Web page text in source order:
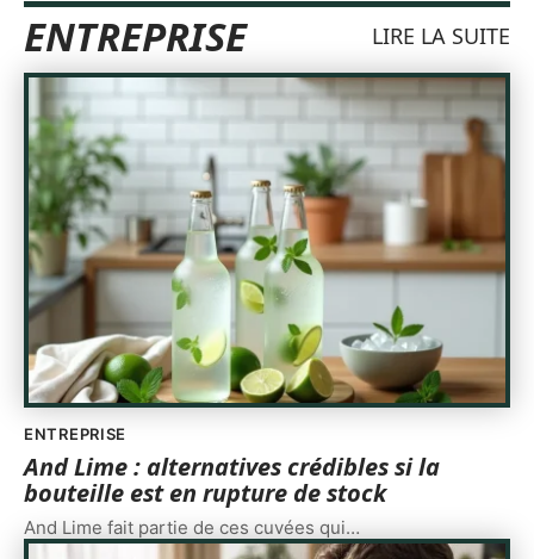
ENTREPRISE LIRE LA SUITE
ENTREPRISE
And Lime : alternatives crédibles si la
bouteille est en rupture de stock
And Lime fait partie de ces cuvées qui…